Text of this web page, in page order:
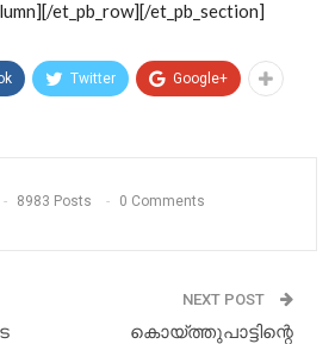
et_pb_row][/et_pb_section]
Twitter Google+
8983 Posts 0 Comments
NEXT POST
കൊയ്ത്തുപാട്ടിന്റെ